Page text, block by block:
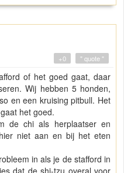
" quote "
+0
of het goed gaat, daar
Wij hebben 5 honden,
en een kruising pitbull. Het
het goed.
de chi als herplaatser en
niet aan en bij het eten
in als je de stafford in
dat de shi-tzu overal voor